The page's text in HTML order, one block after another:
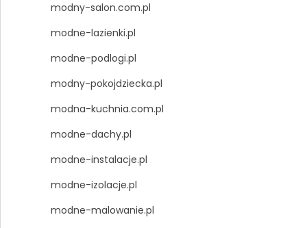
modny-salon.com.pl
modne-lazienki.pl
modne-podlogi.pl
modny-pokojdziecka.pl
modna-kuchnia.com.pl
modne-dachy.pl
modne-instalacje.pl
modne-izolacje.pl
modne-malowanie.pl